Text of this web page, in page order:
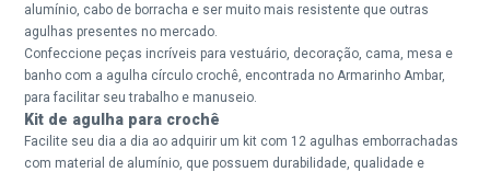
alumínio, cabo de borracha e ser muito mais resistente que outras
agulhas presentes no mercado.
Confeccione peças incríveis para vestuário, decoração, cama, mesa e
banho com a agulha círculo crochê, encontrada no Armarinho Ambar,
para facilitar seu trabalho e manuseio.
Kit de agulha para crochê
Facilite seu dia a dia ao adquirir um kit com 12 agulhas emborrachadas
com material de alumínio, que possuem durabilidade, qualidade e